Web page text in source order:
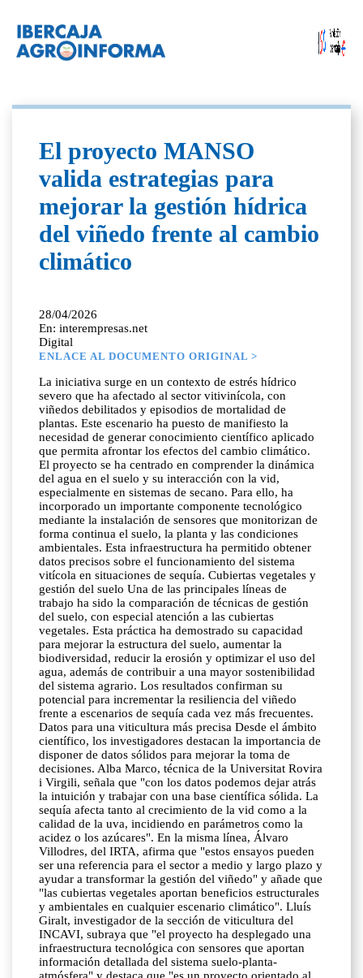
El proyecto MANSO
valida estrategias para
mejorar la gestión hídrica
del viñedo frente al cambio
climático
28/04/2026
En: interempresas.net
Digital
ENLACE AL DOCUMENTO ORIGINAL >
La iniciativa surge en un contexto de estrés hídrico
severo que ha afectado al sector vitivinícola, con
viñedos debilitados y episodios de mortalidad de
plantas. Este escenario ha puesto de manifiesto la
necesidad de generar conocimiento científico aplicado
que permita afrontar los efectos del cambio climático.
El proyecto se ha centrado en comprender la dinámica
del agua en el suelo y su interacción con la vid,
especialmente en sistemas de secano. Para ello, ha
incorporado un importante componente tecnológico
mediante la instalación de sensores que monitorizan de
forma continua el suelo, la planta y las condiciones
ambientales. Esta infraestructura ha permitido obtener
datos precisos sobre el funcionamiento del sistema
vitícola en situaciones de sequía. Cubiertas vegetales y
gestión del suelo Una de las principales líneas de
trabajo ha sido la comparación de técnicas de gestión
del suelo, con especial atención a las cubiertas
vegetales. Esta práctica ha demostrado su capacidad
para mejorar la estructura del suelo, aumentar la
biodiversidad, reducir la erosión y optimizar el uso del
agua, además de contribuir a una mayor sostenibilidad
del sistema agrario. Los resultados confirman su
potencial para incrementar la resiliencia del viñedo
frente a escenarios de sequía cada vez más frecuentes.
Datos para una viticultura más precisa Desde el ámbito
científico, los investigadores destacan la importancia de
disponer de datos sólidos para mejorar la toma de
decisiones. Alba Marco, técnica de la Universitat Rovira
i Virgili, señala que "con los datos podemos dejar atrás
la intuición y trabajar con una base científica sólida. La
sequía afecta tanto al crecimiento de la vid como a la
calidad de la uva, incidiendo en parámetros como la
acidez o los azúcares". En la misma línea, Álvaro
Villodres, del IRTA, afirma que "estos ensayos pueden
ser una referencia para el sector a medio y largo plazo y
ayudar a transformar la gestión del viñedo" y añade que
"las cubiertas vegetales aportan beneficios estructurales
y ambientales en cualquier escenario climático". Lluís
Giralt, investigador de la sección de viticultura del
INCAVI, subraya que "el proyecto ha desplegado una
infraestructura tecnológica con sensores que aportan
información detallada del sistema suelo-planta-